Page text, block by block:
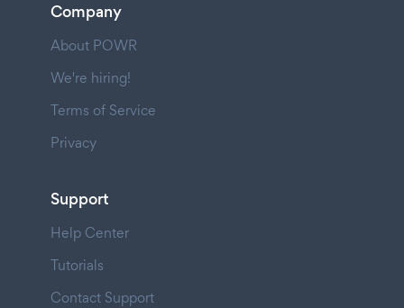
Company
About POWR
We're hiring!
Terms of Service
Privacy
Support
Help Center
Tutorials
Contact Support